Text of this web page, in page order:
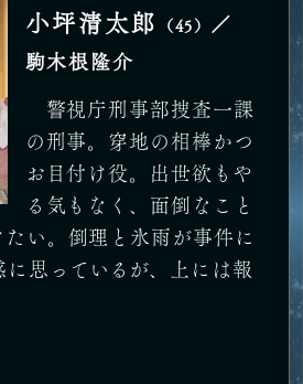
小坪清太郎 （45）
／
駒木根隆介
警視庁刑事部捜査一課
の刑事。穿地の相棒かつ
お目付け役。出世欲もや
る気もなく、面倒なこと
たい。倒理と氷雨が事件に
思っているが、上には報